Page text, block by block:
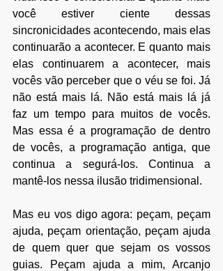
você estiver ciente dessas
sincronicidades acontecendo, mais elas
continuarão a acontecer. E quanto mais
elas continuarem a acontecer, mais
vocês vão perceber que o véu se foi. Já
não está mais lá. Não está mais lá já
faz um tempo para muitos de vocês.
Mas essa é a programação de dentro
de vocês, a programação antiga, que
continua a segurá-los. Continua a
mantê-los nessa ilusão tridimensional.
Mas eu vos digo agora: peçam, peçam
ajuda, peçam orientação, peçam ajuda
de quem quer que sejam os vossos
guias. Peçam ajuda a mim, Arcanjo